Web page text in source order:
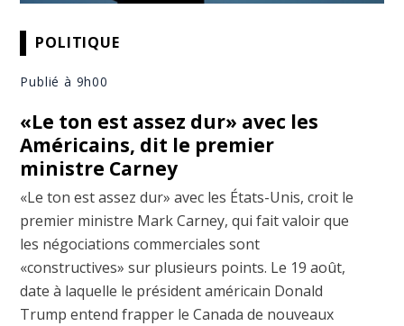
POLITIQUE
Publié à 9h00
«Le ton est assez dur» avec les
Américains, dit le premier
ministre Carney
«Le ton est assez dur» avec les États-Unis, croit le
premier ministre Mark Carney, qui fait valoir que
les négociations commerciales sont
«constructives» sur plusieurs points. Le 19 août,
date à laquelle le président américain Donald
Trump entend frapper le Canada de nouveaux